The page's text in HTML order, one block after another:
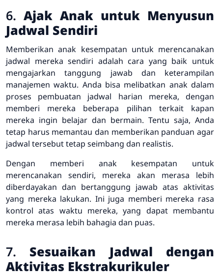
6. Ajak Anak untuk Menyusun
Jadwal Sendiri
Memberikan anak kesempatan untuk merencanakan
jadwal mereka sendiri adalah cara yang baik untuk
mengajarkan tanggung jawab dan keterampilan
manajemen waktu. Anda bisa melibatkan anak dalam
proses pembuatan jadwal harian mereka, dengan
memberi mereka beberapa pilihan terkait kapan
mereka ingin belajar dan bermain. Tentu saja, Anda
tetap harus memantau dan memberikan panduan agar
jadwal tersebut tetap seimbang dan realistis.
Dengan memberi anak kesempatan untuk
merencanakan sendiri, mereka akan merasa lebih
diberdayakan dan bertanggung jawab atas aktivitas
yang mereka lakukan. Ini juga memberi mereka rasa
kontrol atas waktu mereka, yang dapat membantu
mereka merasa lebih bahagia dan puas.
7. Sesuaikan Jadwal dengan
Aktivitas Ekstrakurikuler